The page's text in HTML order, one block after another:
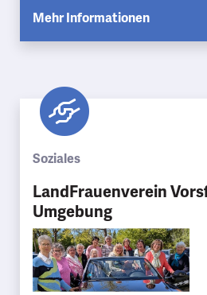
Niedersachsen. A…
Mehr Informationen
Soziales
LandFrauenverein
Umgebung